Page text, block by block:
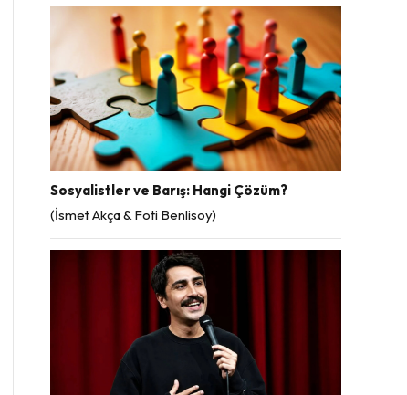
Sosyalistler ve Barış: Hangi Çözüm?
(İsmet Akça & Foti Benlisoy)